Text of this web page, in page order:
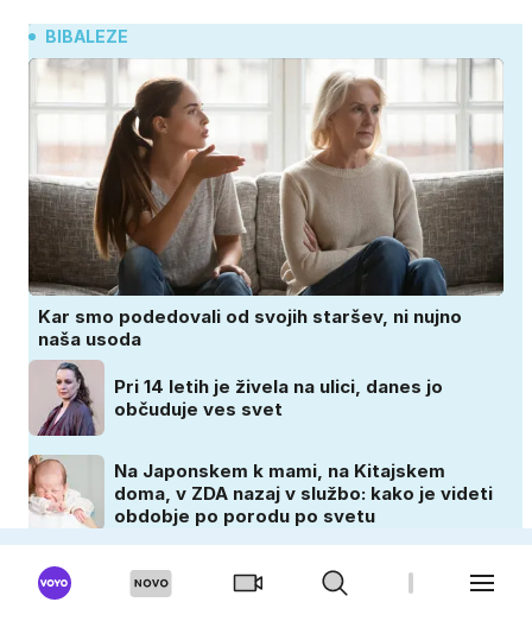
BIBALEZE
Kar smo podedovali od svojih staršev, ni nujno
naša usoda
Pri 14 letih je živela na ulici, danes jo
občuduje ves svet
Na Japonskem k mami, na Kitajskem
doma, v ZDA nazaj v službo: kako je videti
obdobje po porodu po svetu
Otroci tu za en teden oddajo telefone,
nato pa se zgodi nekaj nepričakovanega